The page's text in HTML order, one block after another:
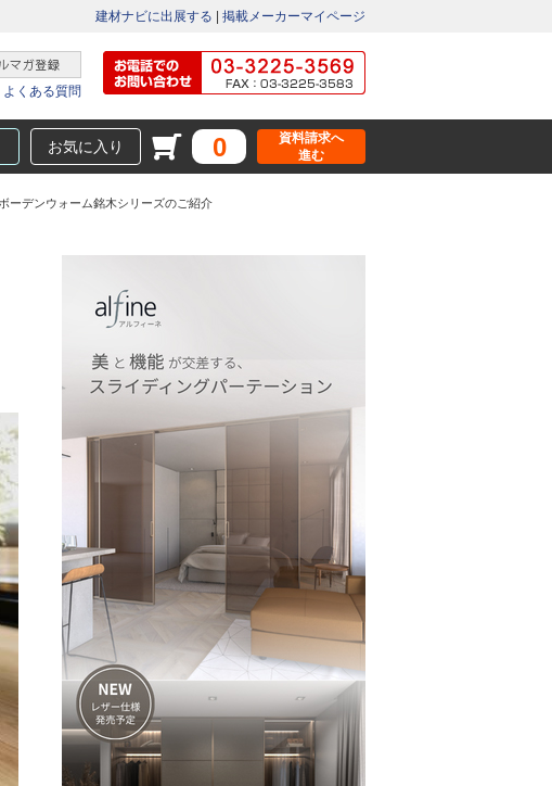
建材ナビに出展する 掲載メーカーマイページ
よくある質問
お気に入り 0
資料請求へ
進む
ーデンウォーム銘木シリーズのご紹介